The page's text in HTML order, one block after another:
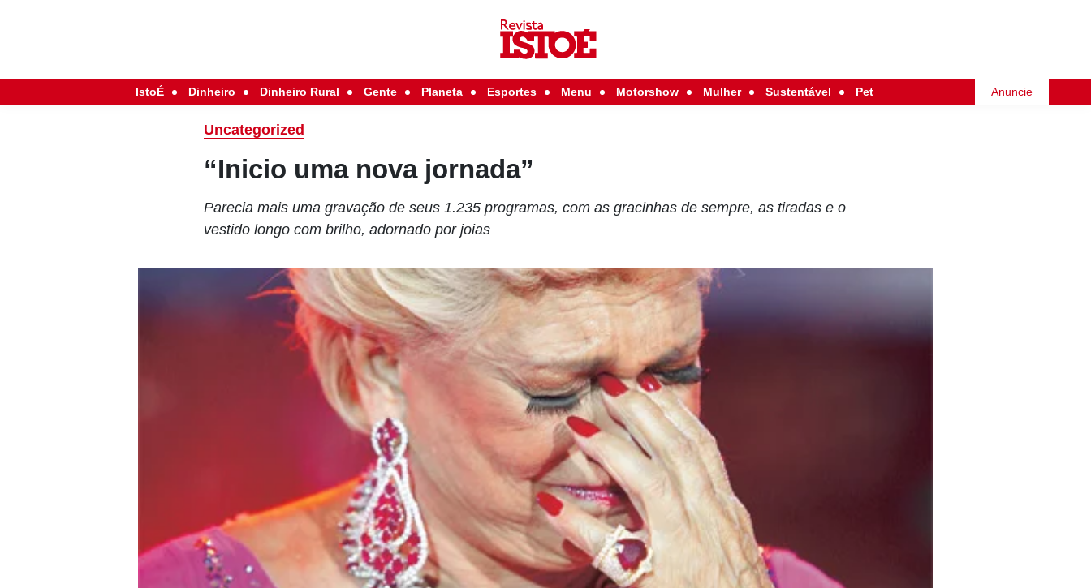
IstoÉ Dinheiro Dinheiro Rural Gente Planeta Esportes Menu Motorshow Mulher Sustentável Pet Anuncie
Uncategorized
“Inicio uma nova jornada”
Parecia mais uma gravação de seus 1.235 programas, com as gracinhas de sempre, as tiradas e o
vestido longo com brilho, adornado por joias